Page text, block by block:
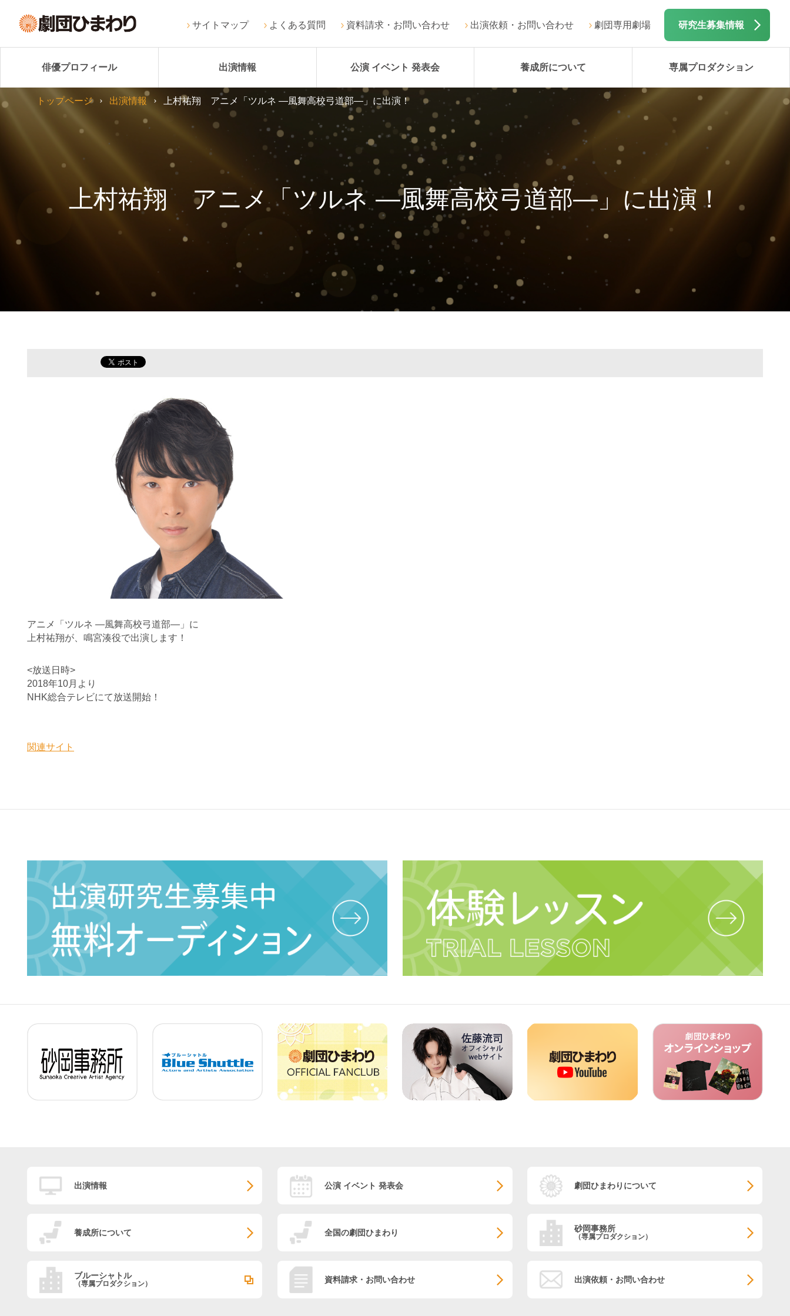
サイトマップ よくある質問 資料請求・お問い合わせ 出演依頼・お問い合わせ 劇団専用劇場 研究生募集情報
俳優プロフィール 出演情報 公演 イベント 発表会 養成所について 専属プロダクション
上村祐翔 アニメ「ツルネ ―風舞高校弓道部―」に出演！
トップページ 出演情報 上村祐翔 アニメ「ツルネ ―風舞高校弓道部―」に出演！
アニメ「ツルネ ―風舞高校弓道部―」に
上村祐翔が、鳴宮湊役で出演します！
<放送日時>
2018年10月より
NHK総合テレビにて放送開始！
関連サイト
出演情報 公演 イベント 発表会 劇団ひまわりについて
養成所について 全国の劇団ひまわり 砂岡事務所
（専属プロダクション）
ブルーシャトル
（専属プロダクション） 資料請求・お問い合わせ 出演依頼・お問い合わせ